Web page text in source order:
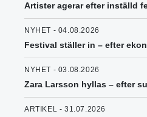
Artister agerar efter inställd
NYHET - 04.08.2026
Festival ställer in – efter
NYHET - 03.08.2026
Zara Larsson hyllas – efter
ARTIKEL - 31.07.2026